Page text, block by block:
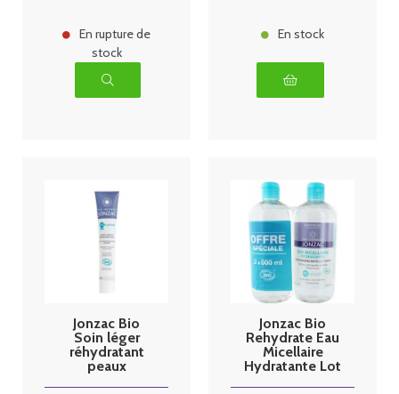
En rupture de
stock
En stock
Jonzac Bio
Soin léger
réhydratant
peaux
Jonzac Bio
Rehydrate Eau
Micellaire
Hydratante Lot